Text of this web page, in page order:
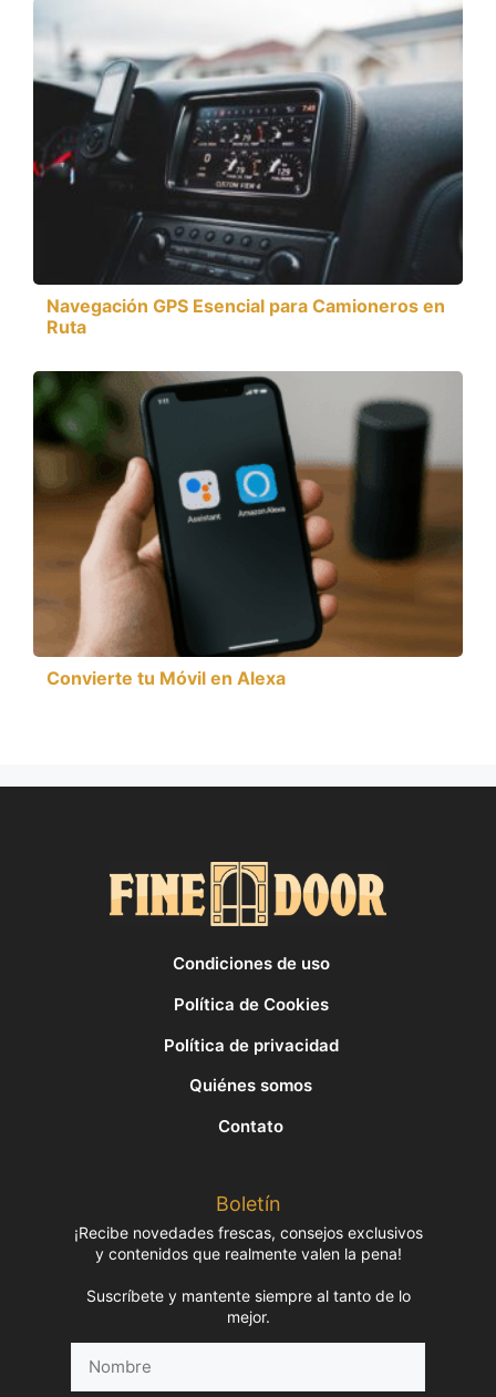
Navegación GPS Esencial para Camioneros en
Ruta
Convierte tu Móvil en Alexa
Condiciones de uso
Política de Cookies
Política de privacidad
Quiénes somos
Contato
Boletín
¡Recibe novedades frescas, consejos exclusivos
y contenidos que realmente valen la pena!
Suscríbete y mantente siempre al tanto de lo
mejor.